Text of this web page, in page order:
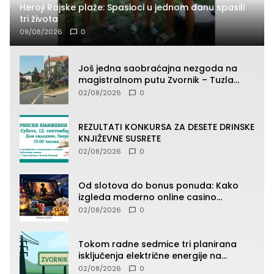
Heroji Rajske plaže: Spasioci u jednom danu spasili
tri života
09/08/2026 0
Još jedna saobraćajna nezgoda na
magistralnom putu Zvornik – Tuzla
(FOTO)
02/08/2026 0
REZULTATI KONKURSA ZA DESETE DRINSKE
KNJIŽEVNE SUSRETE
02/08/2026 0
Od slotova do bonus ponuda: Kako
izgleda moderno online casino
iskustvo
02/08/2026 0
Tokom radne sedmice tri planirana
isključenja električne energije na
području TJ Zvornik
02/08/2026 0